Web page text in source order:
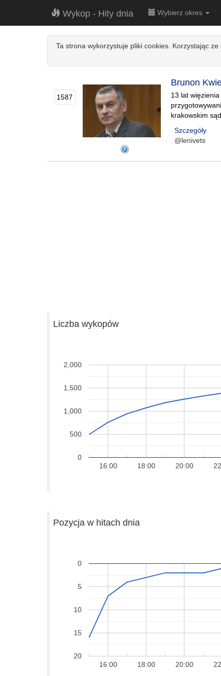
Wykop - Hity dnia Wybierz okres
Ta strona wykorzystuje pliki cookies. Korzystając
1587
Brunon
13 lat
krakowskim
Szczegóły
@lenivets
Liczba wykopów
16:00 18:00 20:00
0
500
1,000
1,500
2,000
Pozycja w hitach dnia
16:00 18:00 20:00
0
5
10
15
20